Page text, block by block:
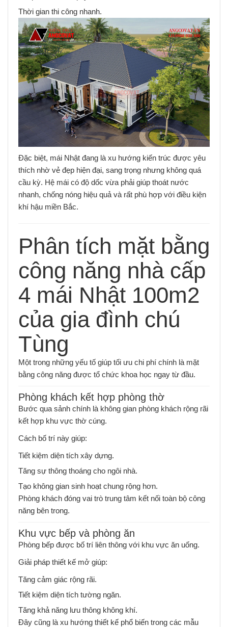
Thời gian thi công nhanh.
Đặc biệt, mái Nhật đang là xu hướng kiến trúc được yêu
thích nhờ vẻ đẹp hiện đại, sang trọng nhưng không quá
cầu kỳ. Hệ mái có độ dốc vừa phải giúp thoát nước
nhanh, chống nóng hiệu quả và rất phù hợp với điều kiện
khí hậu miền Bắc.
Phân tích mặt bằng
công năng nhà cấp
4 mái Nhật 100m2
của gia đình chú
Tùng
Một trong những yếu tố giúp tối ưu chi phí chính là mặt
bằng công năng được tổ chức khoa học ngay từ đầu.
Phòng khách kết hợp phòng thờ
Bước qua sảnh chính là không gian phòng khách rộng rãi
kết hợp khu vực thờ cúng.
Cách bố trí này giúp:
Tiết kiệm diện tích xây dựng.
Tăng sự thông thoáng cho ngôi nhà.
Tạo không gian sinh hoạt chung rộng hơn.
Phòng khách đóng vai trò trung tâm kết nối toàn bộ công
năng bên trong.
Khu vực bếp và phòng ăn
Phòng bếp được bố trí liên thông với khu vực ăn uống.
Giải pháp thiết kế mở giúp:
Tăng cảm giác rộng rãi.
Tiết kiệm diện tích tường ngăn.
Tăng khả năng lưu thông không khí.
Đây cũng là xu hướng thiết kế phổ biến trong các mẫu